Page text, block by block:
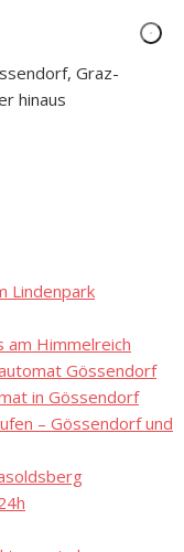
Graz-
hinaus
Lindenpark
am Himmelreich
Gössendorf
in Gössendorf
– Gössendorf und